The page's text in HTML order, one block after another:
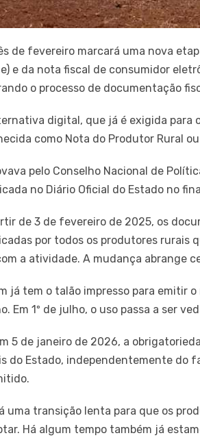
de fevereiro marcará uma nova
e da nota fiscal de consumidor
o processo de documentação
digital, que já é exigida para
como Nota do Produtor Rural
pelo Conselho Nacional de
no Diário Oficial do Estado no
de 3 de fevereiro de 2025, os
por todos os produtores rurais
a atividade. A mudança abrange
já tem o talão impresso para emitir
Em 1º de julho, o uso passa a ser
5 de janeiro de 2026, a
do Estado, independentemente do
uma transição lenta para que os
Há algum tempo também já